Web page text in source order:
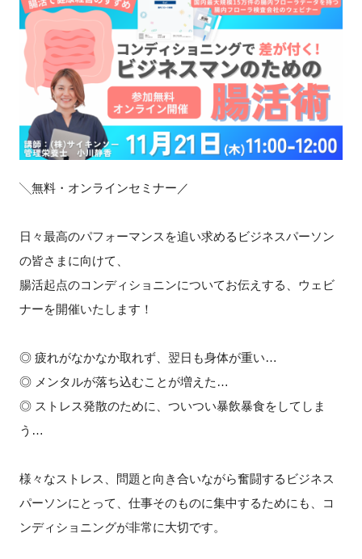
新規登録
イベント
プログラム
インタビュー・コラム
ニュース・掲示板
LINK-Jを知る
特別会員
施設・アクセス
FAQ
イベントお知らせメール登録
╲無料・オンラインセミナー／
日々最高のパフォーマンスを追い求めるビジネスパーソン
の皆さまに向けて、
腸活起点のコンディショニンについてお伝えする、ウェビ
ナーを開催いたします！
◎ 疲れがなかなか取れず、翌日も身体が重い…
◎ メンタルが落ち込むことが増えた…
◎ ストレス発散のために、ついつい暴飲暴食をしてしま
う…
様々なストレス、問題と向き合いながら奮闘するビジネス
パーソンにとって、仕事そのものに集中するためにも、コ
ンディショニングが非常に大切です。